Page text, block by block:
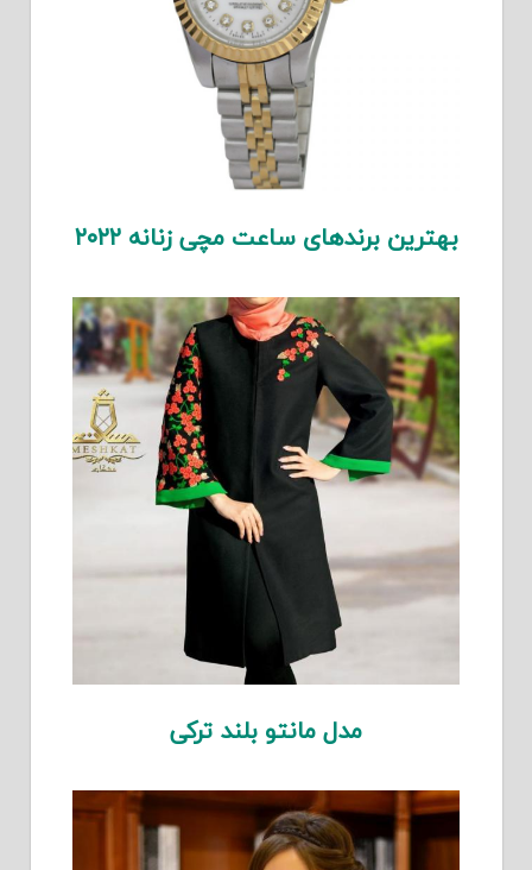
بهترین برندهای ساعت مچی زنانه ۲۰۲۲
مدل مانتو بلند ترکی